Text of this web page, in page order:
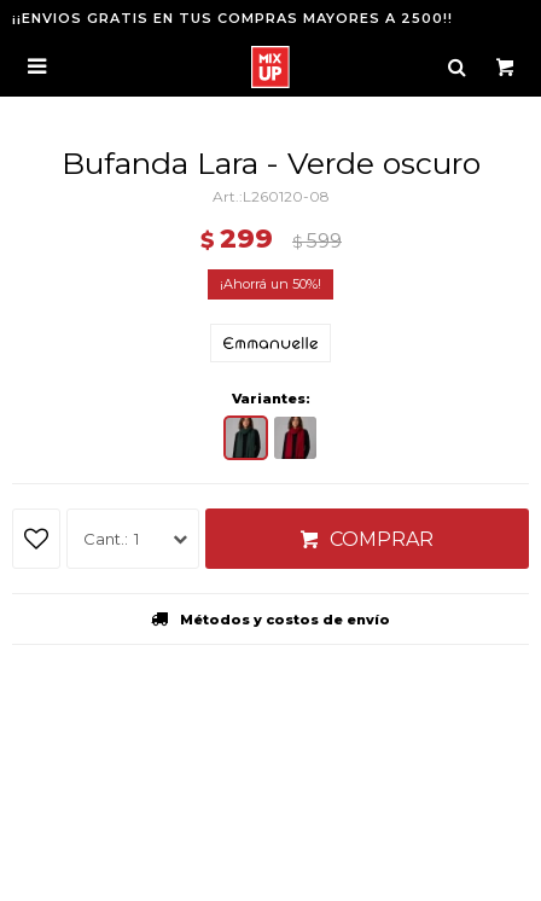
¡¡ENVIOS GRATIS EN TUS COMPRAS MAYORES A 2500!!

Bufanda Lara - Verde oscuro
L260120-08
$ 299 $ 599
50
Variantes:
1 COMPRAR
Métodos y costos de envío